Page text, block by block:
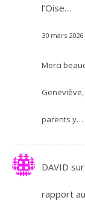
l’Oise…
30 mars 2026
Merci
parents y…
DAVID sur
rapport